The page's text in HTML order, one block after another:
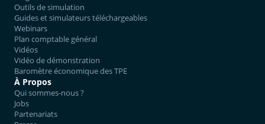
Outils de simulation
Guides et simulateurs téléchargeables
Webinars
Plan comptable général
Vidéos
Vidéo de démonstration
Baromètre économique des TPE
À Propos
Qui sommes-nous ?
Jobs
Partenariats